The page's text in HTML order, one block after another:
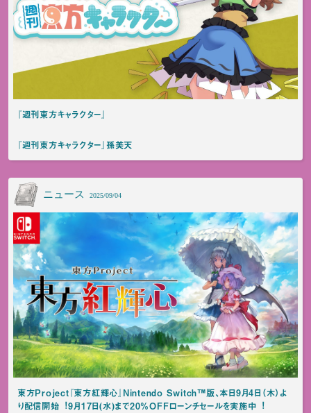
『週刊東方キャラクター』
『週刊東方キャラクター』孫美天
ニュース 2025/09/04
東⽅Project『東⽅紅輝⼼』Nintendo Switch™版、本⽇9⽉4⽇（⽊）よ
り配信開始︕9⽉17⽇(⽔)まで20%OFFローンチセールを実施中︕